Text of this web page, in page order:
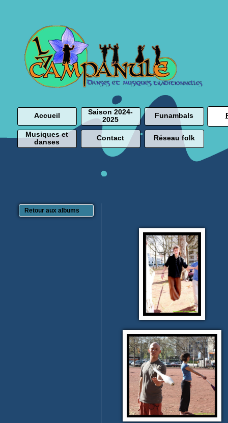
Accueil
Saison 2024-
2025
Funambals
Musiques et
danses
Contact Réseau folk
Retour aux albums